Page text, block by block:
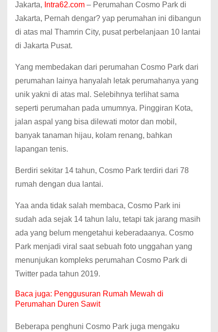
Jakarta, Intra62.com – Perumahan Cosmo Park di
Jakarta, Pernah dengar? yap perumahan ini dibangun
di atas mal Thamrin City, pusat perbelanjaan 10 lantai
di Jakarta Pusat.
Yang membedakan dari perumahan Cosmo Park dari
perumahan lainya hanyalah letak perumahanya yang
unik yakni di atas mal. Selebihnya terlihat sama
seperti perumahan pada umumnya. Pinggiran Kota,
jalan aspal yang bisa dilewati motor dan mobil,
banyak tanaman hijau, kolam renang, bahkan
lapangan tenis.
Berdiri sekitar 14 tahun, Cosmo Park terdiri dari 78
rumah dengan dua lantai.
Yaa anda tidak salah membaca, Cosmo Park ini
sudah ada sejak 14 tahun lalu, tetapi tak jarang masih
ada yang belum mengetahui keberadaanya. Cosmo
Park menjadi viral saat sebuah foto unggahan yang
menunjukan kompleks perumahan Cosmo Park di
Twitter pada tahun 2019.
Baca juga: Penggusuran Rumah Mewah di
Perumahan Duren Sawit
Beberapa penghuni Cosmo Park juga mengaku